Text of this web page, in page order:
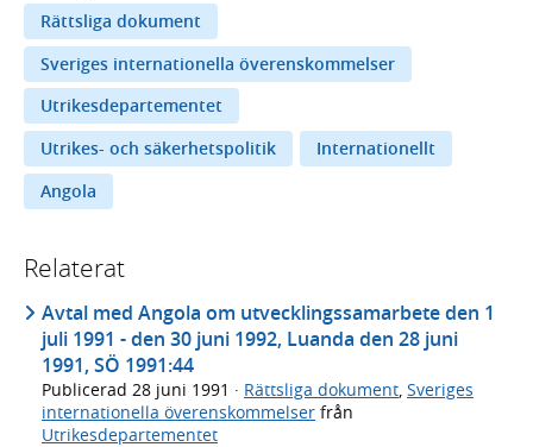
Rättsliga dokument
Sveriges internationella överenskommelser
Utrikesdepartementet
Utrikes- och säkerhetspolitik
Internationellt
Angola
Relaterat
Avtal med Angola om utvecklingssamarbete den 1
juli 1991 - den 30 juni 1992, Luanda den 28 juni
1991, SÖ 1991:44
Publicerad 28 juni 1991 · Rättsliga dokument Sveriges
internationella överenskommelser från
Utrikesdepartementet